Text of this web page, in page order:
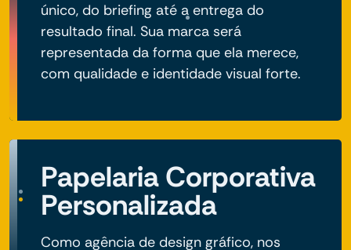
único, do briefing até a entrega do
resultado final. Sua marca será
representada da forma que ela merece,
com qualidade e identidade visual forte.
Papelaria Corporativa
Personalizada
Como agência de design gráfico, nos